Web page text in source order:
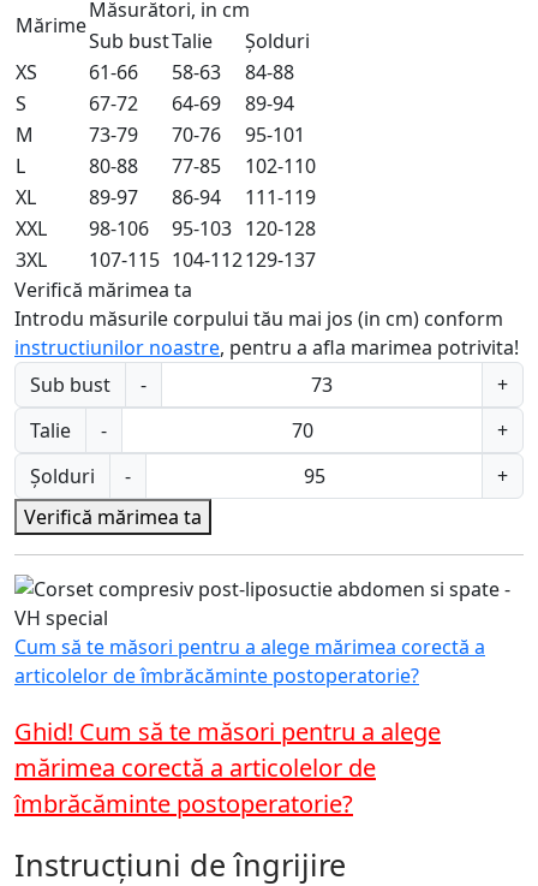
Mărime
Măsurători, in cm
Sub bustTalie
Șolduri
XS
61-66 58-63
84-88
S
67-72 64-69
89-94
M
73-79 70-76
95-101
L
80-88 77-85
102-110
XL
89-97 86-94
111-119
XXL
98-106 95-103 120-128
3XL
107-115 104-112129-137
Verifică mărimea ta
Introdu măsurile corpului tău mai jos (in cm) conform
instructiunilor noastre, pentru a afla marimea potrivita!
Sub bust
-
+
Talie
-
+
Șolduri
-
+
Verifică mărimea ta
Cum să te măsori pentru a alege mărimea corectă a
articolelor de îmbrăcăminte postoperatorie?
Ghid! Cum să te măsori pentru a alege
mărimea corectă a articolelor de
îmbrăcăminte postoperatorie?
Instrucțiuni de îngrijire